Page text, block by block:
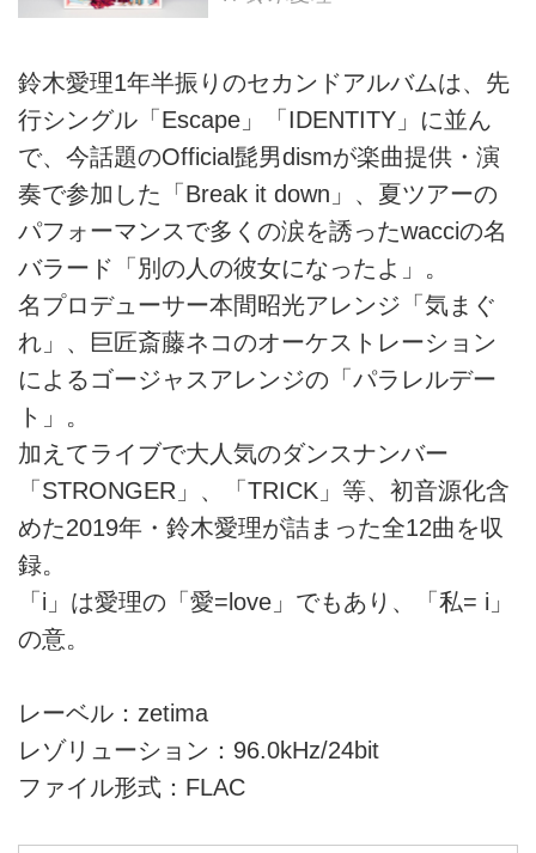
鈴木愛理1年半振りのセカンドアルバムは、先
行シングル「Escape」「IDENTITY」に並ん
で、今話題のOfficial髭男dismが楽曲提供・演
奏で参加した「Break it down」、夏ツアーの
パフォーマンスで多くの涙を誘ったwacciの名
バラード「別の人の彼女になったよ」。
名プロデューサー本間昭光アレンジ「気まぐ
れ」、巨匠斎藤ネコのオーケストレーション
によるゴージャスアレンジの「パラレルデー
ト」。
加えてライブで大人気のダンスナンバー
「STRONGER」、「TRICK」等、初音源化含
めた2019年・鈴木愛理が詰まった全12曲を収
録。
「i」は愛理の「愛=love」でもあり、「私= i」
の意。
レーベル：zetima
レゾリューション：96.0kHz/24bit
ファイル形式：FLAC